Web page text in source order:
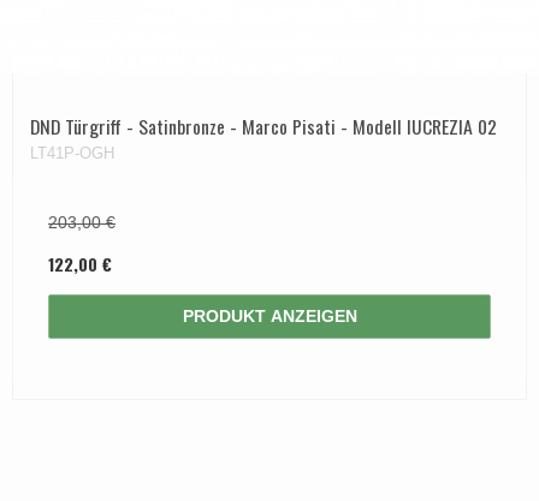
DND Türgriff - Satinbronze - Marco Pisati - Modell lUCREZIA 02
LT41P-OGH
203,00 €
122,00 €
PRODUKT ANZEIGEN